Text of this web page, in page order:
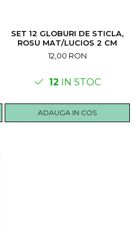
SET 12 GLOBURI DE STICLA,
ROSU MAT/LUCIOS 2 CM
12,00 RON
12 IN STOC
ADAUGA IN COS